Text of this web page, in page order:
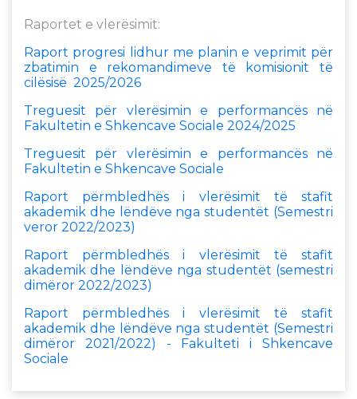
Raportet e vlerësimit:
Raport progresi lidhur me planin e veprimit për
zbatimin e rekomandimeve të komisionit të
cilësisë 2025/2026
Treguesit për vlerësimin e performancës në
Fakultetin e Shkencave Sociale 2024/2025
Treguesit për vlerësimin e performancës në
Fakultetin e Shkencave Sociale
Raport përmbledhës i vlerësimit të stafit
akademik dhe lëndëve nga studentët (Semestri
veror 2022/2023)
Raport përmbledhës i vlerësimit të stafit
akademik dhe lëndëve nga studentët (semestri
dimëror 2022/2023)
Raport përmbledhës i vlerësimit të stafit
akademik dhe lëndëve nga studentët (Semestri
dimëror 2021/2022) - Fakulteti i Shkencave
Sociale